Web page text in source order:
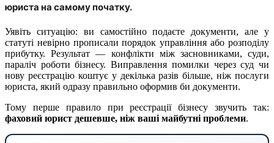
юриста на самому початку.
Уявіть ситуацію: ви самостійно подаєте документи, але у
статуті невірно прописали порядок управління або розподілу
прибутку. Результат — конфлікти між засновниками, суди,
параліч роботи бізнесу. Виправлення помилки через суд чи
нову реєстрацію коштує у декілька разів більше, ніж послуги
юриста, який одразу правильно оформив би документи.
Тому перше правило при реєстрації бізнесу звучить так:
фаховий юрист дешевше, ніж ваші майбутні проблеми.